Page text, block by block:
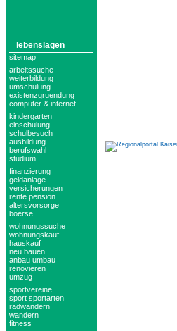
lebenslagen
sitemap
arbeitssuche
weiterbildung
umschulung
existenzgruendung
computer & internet
kindergarten
einschulung
schulbesuch
ausbildung
berufswahl
studium
finanzierung
geldanlage
versicherungen
rente pension
altersvorsorge
boerse
wohnungssuche
wohnungskauf
hauskauf
neu bauen
anbau umbau
renovieren
umzug
sportvereine
sport sportarten
radwandern
wandern
fitness